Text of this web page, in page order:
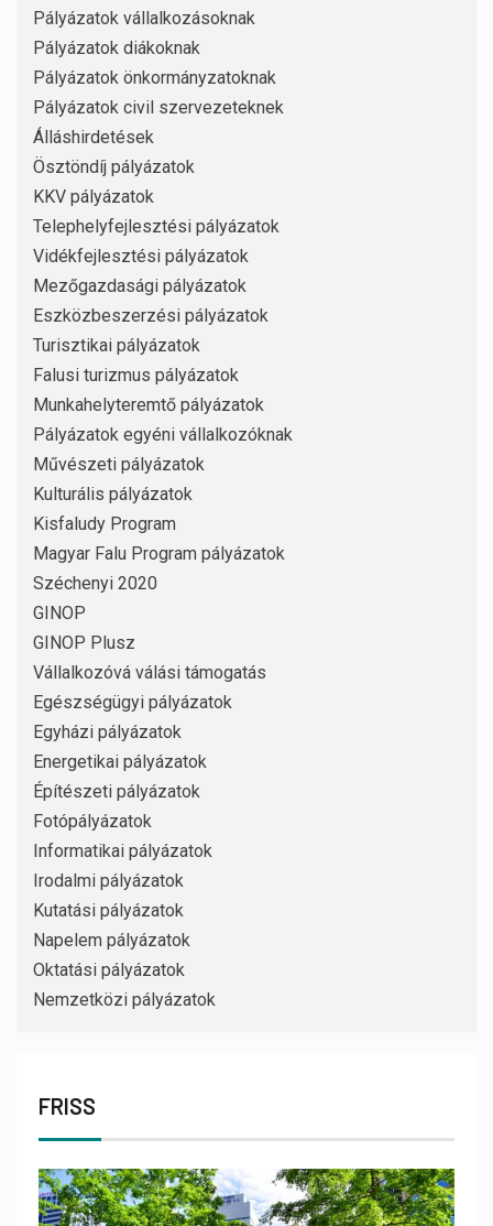
Pályázatok vállalkozásoknak
Pályázatok diákoknak
Pályázatok önkormányzatoknak
Pályázatok civil szervezeteknek
Álláshirdetések
Ösztöndíj pályázatok
KKV pályázatok
Telephelyfejlesztési pályázatok
Vidékfejlesztési pályázatok
Mezőgazdasági pályázatok
Eszközbeszerzési pályázatok
Turisztikai pályázatok
Falusi turizmus pályázatok
Munkahelyteremtő pályázatok
Pályázatok egyéni vállalkozóknak
Művészeti pályázatok
Kulturális pályázatok
Kisfaludy Program
Magyar Falu Program pályázatok
Széchenyi 2020
GINOP
GINOP Plusz
Vállalkozóvá válási támogatás
Egészségügyi pályázatok
Egyházi pályázatok
Energetikai pályázatok
Építészeti pályázatok
Fotópályázatok
Informatikai pályázatok
Irodalmi pályázatok
Kutatási pályázatok
Napelem pályázatok
Oktatási pályázatok
Nemzetközi pályázatok
FRISS